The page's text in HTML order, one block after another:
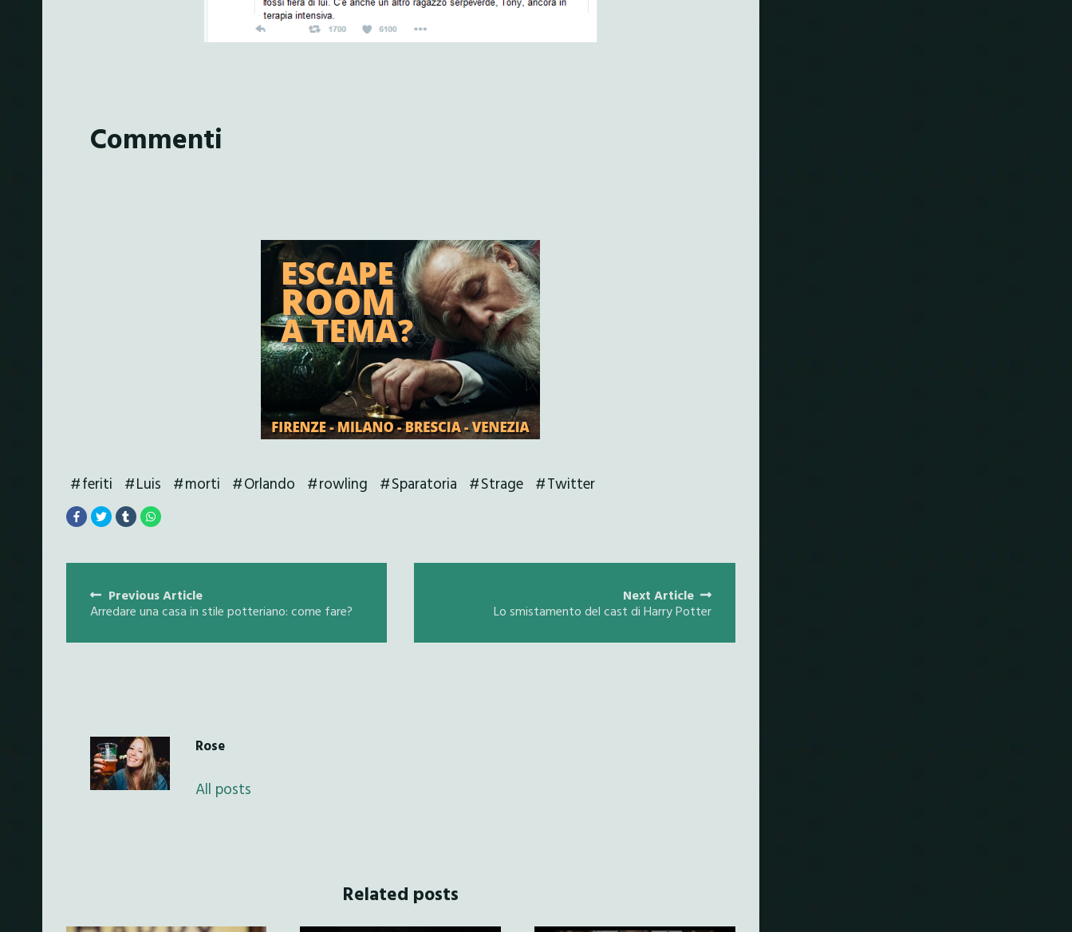
Commenti
feriti Luis morti Orlando rowling Sparatoria Strage Twitter
navigation
Previous Article
Arredare una casa in stile potteriano: come fare?
Next Article
Lo smistamento del cast di Harry Potter
Rose
All posts
Related posts